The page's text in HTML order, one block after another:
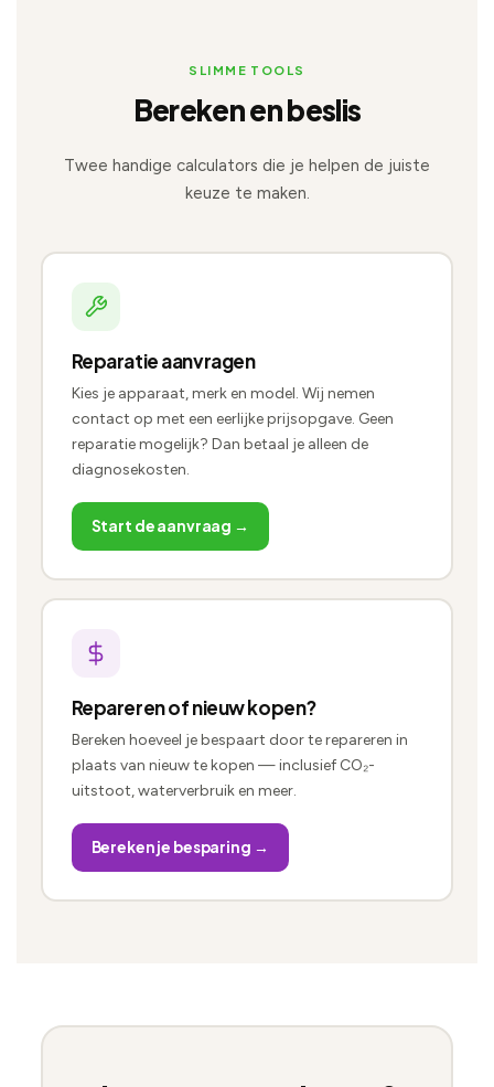
SLIMME TOOLS
Bereken en beslis
Twee handige calculators die je helpen de juiste
keuze te maken.
Reparatie aanvragen
Kies je apparaat, merk en model. Wij nemen
contact op met een eerlijke prijsopgave. Geen
reparatie mogelijk? Dan betaal je alleen de
diagnosekosten.
Start de aanvraag →
Repareren of nieuw kopen?
Bereken hoeveel je bespaart door te repareren in
plaats van nieuw te kopen — inclusief CO₂-
uitstoot, waterverbruik en meer.
Bereken je besparing →